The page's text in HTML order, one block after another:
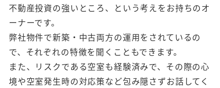
不動産投資の強いところ、という考えをお持ちのオ
ーナーです。
弊社物件で新築・中古両方の運用をされているの
で、それぞれの特徴を聞くこともできます。
また、リスクである空室も経験済みで、その際の心
境や空室発生時の対応策など包み隠さずお話してく